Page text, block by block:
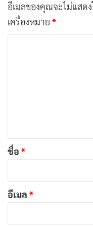
นิทานชาดกสั้น ๆ
อีเมลของคุณจะไม่แสด
เครื่องหมาย *
*
ชื่อ *
อีเมล *